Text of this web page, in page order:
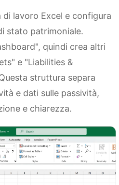
lavoro Excel e configura
stato patrimoniale.
quindi crea altri
e "Liabilities &
struttura separa
e dati sulle passività,
e chiarezza.